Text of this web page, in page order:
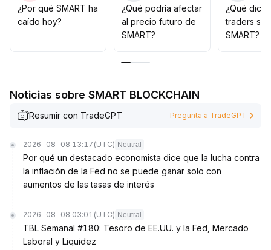
de cerca los flujos macroeconómicos y las variaciones
en el volumen, y esperar una ruptura con aumento de
volumen antes de tomar posiciones
¿Por qué SMART ha
caído hoy?
¿Qué podría afectar
al precio futuro de
SMART?
¿Qué
traders
SMART?
Noticias sobre SMART BLOCKCHAIN
Resumir con TradeGPT Pregunta a TradeGPT
2026-08-08 13:17 (UTC) Neutral
Por qué un destacado economista dice que la lucha contra
la inflación de la Fed no se puede ganar solo con
aumentos de las tasas de interés
2026-08-08 03:01 (UTC) Neutral
TBL Semanal #180: Tesoro de EE.UU. y la Fed, Mercado
Laboral y Liquidez